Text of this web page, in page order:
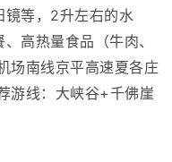
镜等，2升左右的水
高热量食品（牛肉、
场南线京平高速夏各庄
游线：大峡谷+千佛崖